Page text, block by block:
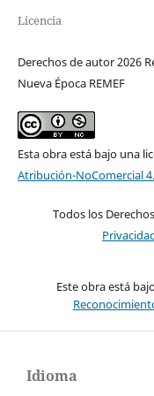
Licencia
Derechos de autor 2026
Nueva Época REMEF
Esta obra está bajo una
Atribución-NoComercial
Todos los
Este obra está
Idioma